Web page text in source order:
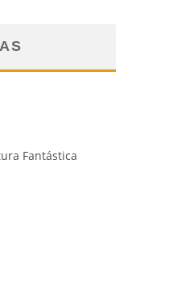
Fantástica